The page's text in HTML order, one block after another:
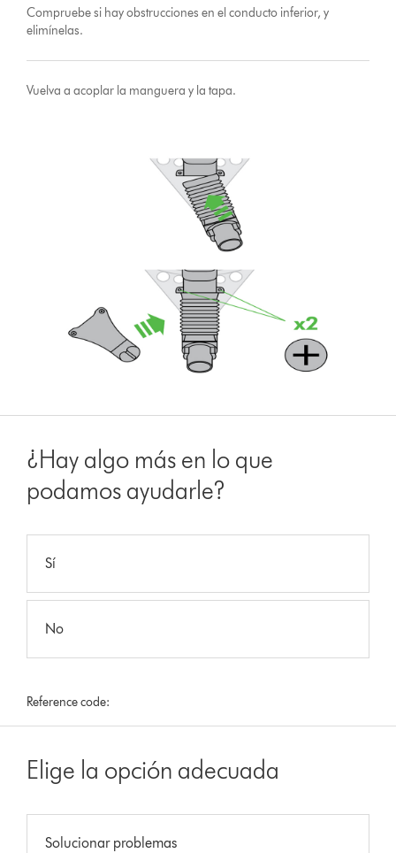
Compruebe si hay obstrucciones en el conducto inferior, y
elimínelas.
Vuelva a acoplar la manguera y la tapa.
¿Hay algo más en lo que
podamos ayudarle?
Sí
No
Reference code:
Elige la opción adecuada
Solucionar problemas